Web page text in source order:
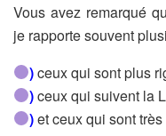
Vous avez remarqué
je rapporte souvent
)ceux qui sont plus
)ceux qui suivent la
)et ceux qui sont